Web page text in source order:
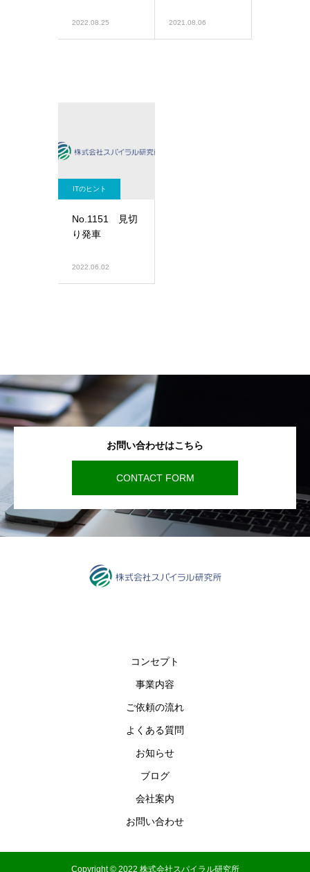
2022.08.25 2021.08.06
ITのヒント
No.1151 見切
り発車
2022.06.02
お問い合わせはこちら
CONTACT FORM
コンセプト
事業内容
ご依頼の流れ
よくある質問
お知らせ
ブログ
会社案内
お問い合わせ
Copyright © 2022 株式会社スパイラル研究所